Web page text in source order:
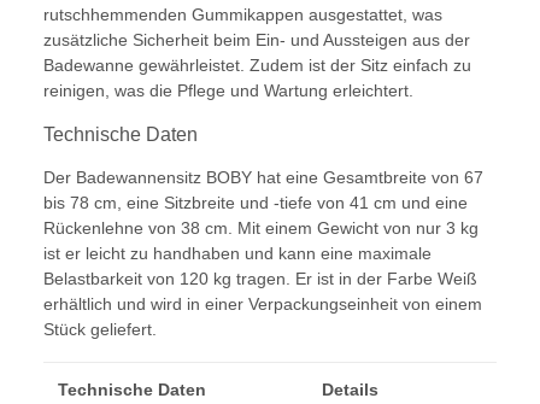
rutschhemmenden Gummikappen ausgestattet, was
zusätzliche Sicherheit beim Ein- und Aussteigen aus der
Badewanne gewährleistet. Zudem ist der Sitz einfach zu
reinigen, was die Pflege und Wartung erleichtert.
Technische Daten
Der Badewannensitz BOBY hat eine Gesamtbreite von 67
bis 78 cm, eine Sitzbreite und -tiefe von 41 cm und eine
Rückenlehne von 38 cm. Mit einem Gewicht von nur 3 kg
ist er leicht zu handhaben und kann eine maximale
Belastbarkeit von 120 kg tragen. Er ist in der Farbe Weiß
erhältlich und wird in einer Verpackungseinheit von einem
Stück geliefert.
Technische Daten Details